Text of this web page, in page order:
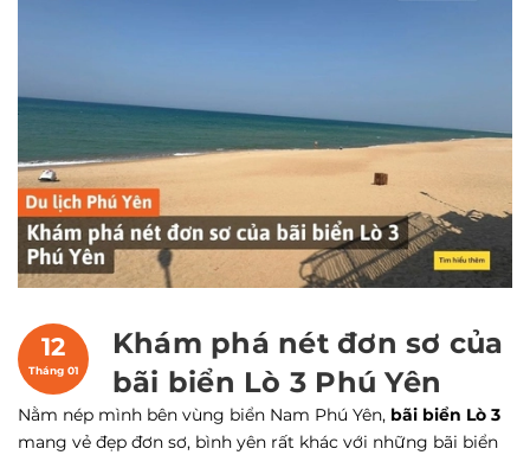
12
Tháng 01
Khám phá nét đơn sơ của
bãi biển Lò 3 Phú Yên
Nằm nép mình bên vùng biển Nam Phú Yên, bãi biển Lò 3
mang vẻ đẹp đơn sơ, bình yên rất khác với những bãi biển